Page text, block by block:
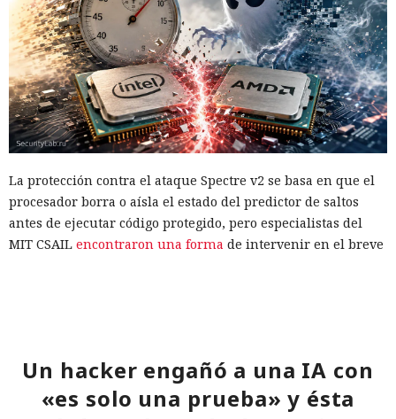
La protección contra el ataque Spectre v2 se basa en que el
procesador borra o aísla el estado del predictor de saltos
antes de ejecutar código protegido, pero especialistas del
MIT CSAIL encontraron una forma de intervenir en el breve
un sistema Linux. Ese proceso puede programar
temporizadores de alta precisión y provocar interrupciones
por hardware casi en el momento oportuno. Si la
Un hacker engañó a una IA con
«es solo una prueba» y ésta